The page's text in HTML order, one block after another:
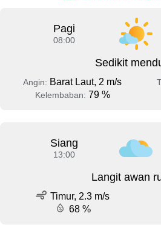
Pagi
08:00
Sedikit
Angin: Barat Laut, 2 m/s
Kelembaban: 79 %
Siang
13:00
Langit awan
Timur, 2.3 m/s
68 %